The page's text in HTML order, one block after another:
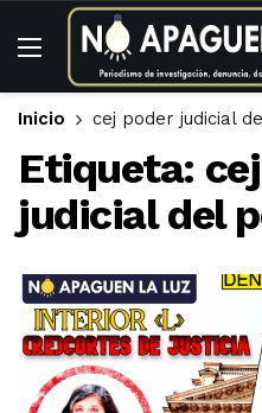
Inicio cej poder judicial
Etiqueta:
judicial del